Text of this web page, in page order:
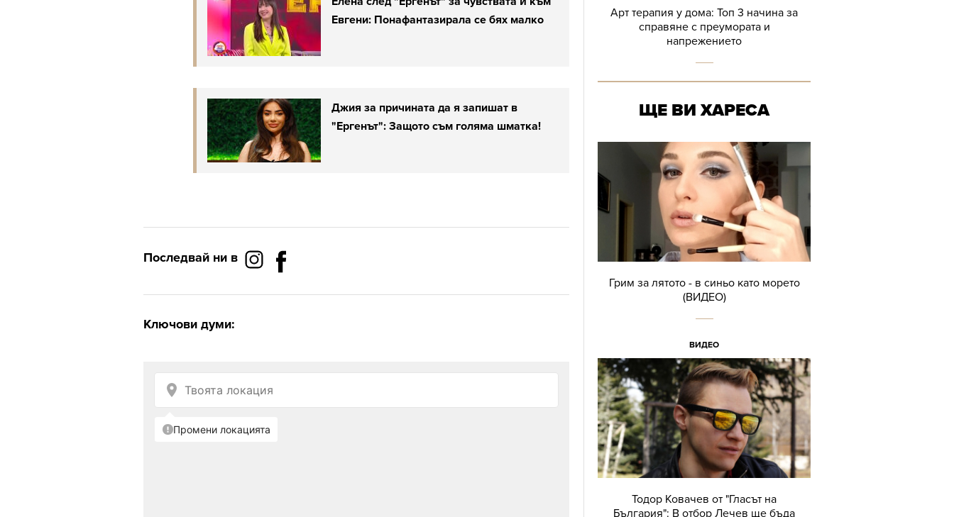
Евгени: Понафантазирала се бях малко
Джия за причината да я запишат в
"Ергенът": Защото съм голяма шматка!
Последвай ни в
Ключови думи:
Арт терапия у дома: Топ 3 начина за
справяне с преумората и
напрежението
ЩЕ ВИ ХАРЕСА
Грим за лятото - в синьо като морето
(ВИДЕО)
ВИДЕО
Тодор Ковачев от "Гласът на
България": В отбор Лечев ще бъда